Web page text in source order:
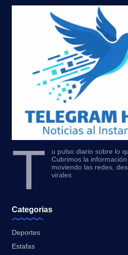
T
u pulso diario sobre lo
Cubrimos la
moviendo las redes,
virales
Categorias
Deportes
Estafas